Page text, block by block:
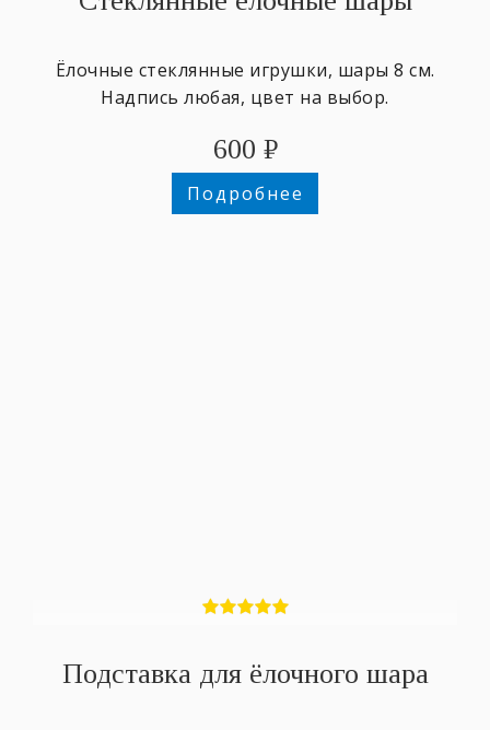
Ёлочные стеклянные игрушки, шары 8 см.
Надпись любая, цвет на выбор.
600 ₽
Подробнее
Подставка для ёлочного шара